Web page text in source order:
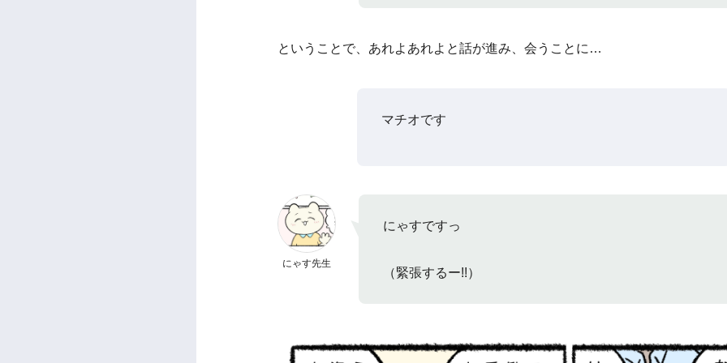
ということで、あれよあれよと話が進み、会うことに…
マチオです
にゃす先生
にゃすですっ
（緊張するー!!）